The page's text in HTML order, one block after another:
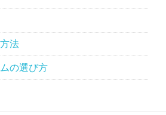
法
の選び方